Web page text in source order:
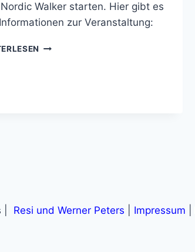
Walker starten. Hier gibt es
zur Veranstaltung:
WALDLAUF
Resi und Werner Peters Impressum